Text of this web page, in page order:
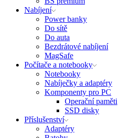
Nabíjení
Power banky
Do sítě
Do auta
Bezdrátové nabíjení
MagSafe
Počítače a notebooky
Notebooky
Nabíječky a adaptéry
Komponenty pro PC
Operační paměti
SSD disky
Příslušenství
Adaptéry